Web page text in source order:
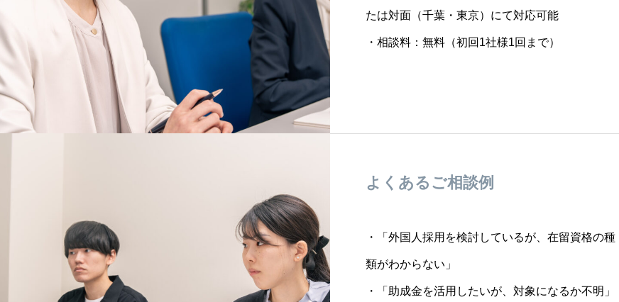
たは対面（千葉・東京）にて対応可能
・相談料：無料（初回1社様1回まで）
よくあるご相談例
・「外国人採用を検討しているが、在留資格の種
類がわからない」
・「助成金を活用したいが、対象になるか不明」